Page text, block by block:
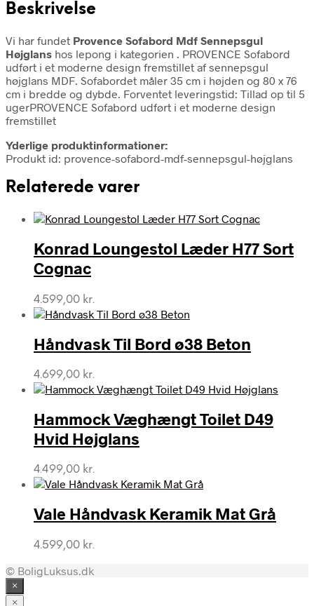
Beskrivelse
Vi har fundet Provence Sofabord Mdf Sennepsgul
Højglans hos lepong i kategorien . PROVENCE Sofabord
udført i et moderne design fremstillet af sennepsgul
højglans MDF. Sofabordet måler 35 cm i højden og 80 x 76
cm i bredde og dybde. Forventet leveringstid: Tillad op til 5
ugerPROVENCE Sofabord udført i et moderne design
fremstillet
Yderlige produktinformationer:
Produkt id: provence-sofabord-mdf-sennepsgul-højglans
Relaterede varer
Konrad Loungestol Læder H77 Sort
Cognac
4.599,00 kr.
Håndvask Til Bord ø38 Beton
4.699,00 kr.
Hammock Væghængt Toilet D49
Hvid Højglans
4.499,00 kr.
Vale Håndvask Keramik Mat Grå
4.599,00 kr.
© BoligLuksus.dk
×
×